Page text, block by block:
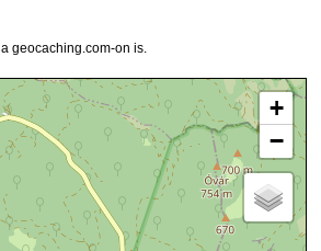
a geocaching.com-on is.
+
−